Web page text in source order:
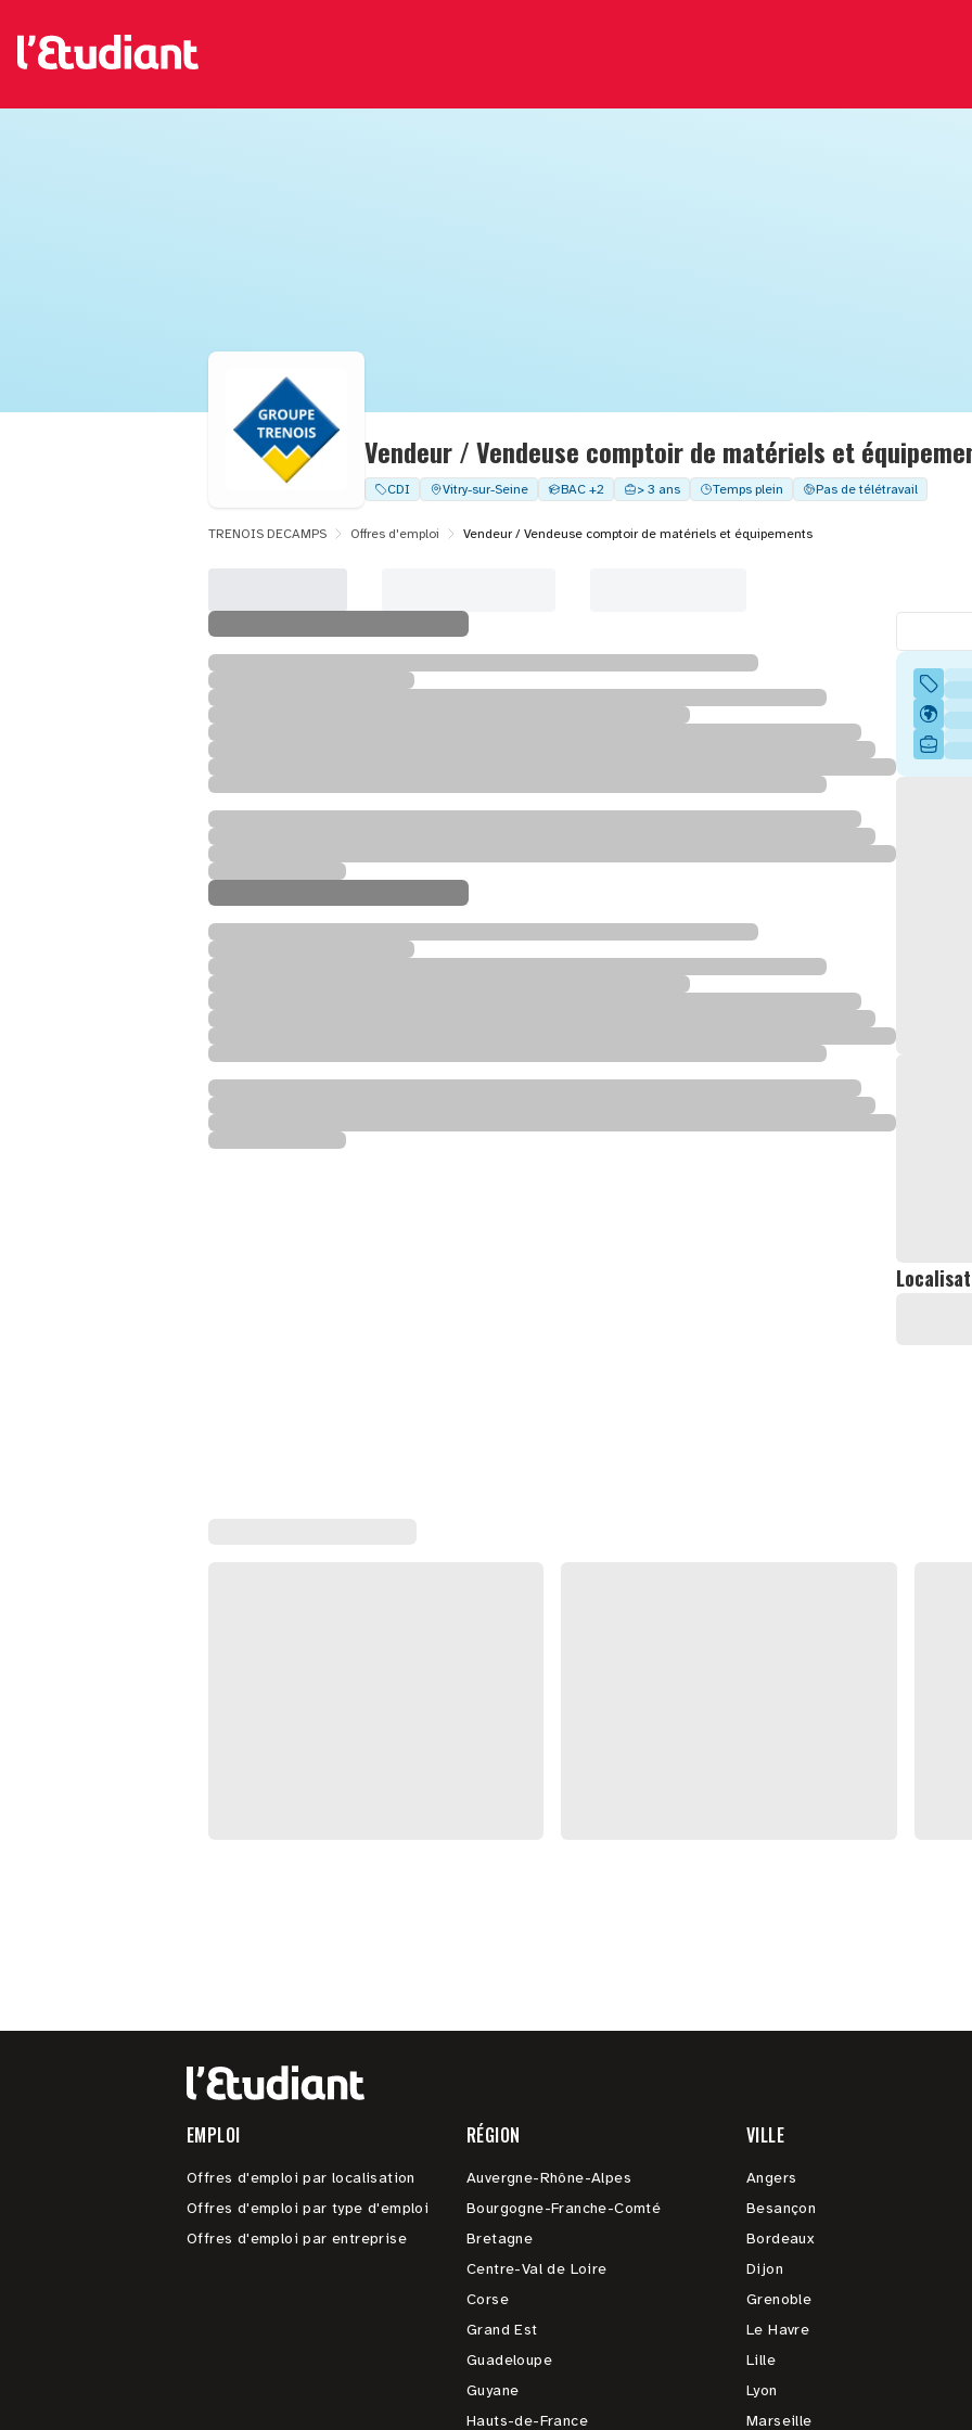
Vendeur / Vendeuse comptoir de matériels et
CDI Vitry-sur-Seine BAC +2 > 3 ans Temps plein Pas de télétravail
TRENOIS DECAMPS Offres d'emploi Vendeur / Vendeuse comptoir de matériels et équipements
EMPLOI
Offres d'emploi par localisation
Offres d'emploi par type d'emploi
Offres d'emploi par entreprise
RÉGION
Auvergne-Rhône-Alpes
Bourgogne-Franche-Comté
Bretagne
Centre-Val de Loire
Corse
Grand Est
Guadeloupe
Guyane
Hauts-de-France
VILLE
Angers
Besançon
Bordeaux
Dijon
Grenoble
Le Havre
Lille
Lyon
Marseille